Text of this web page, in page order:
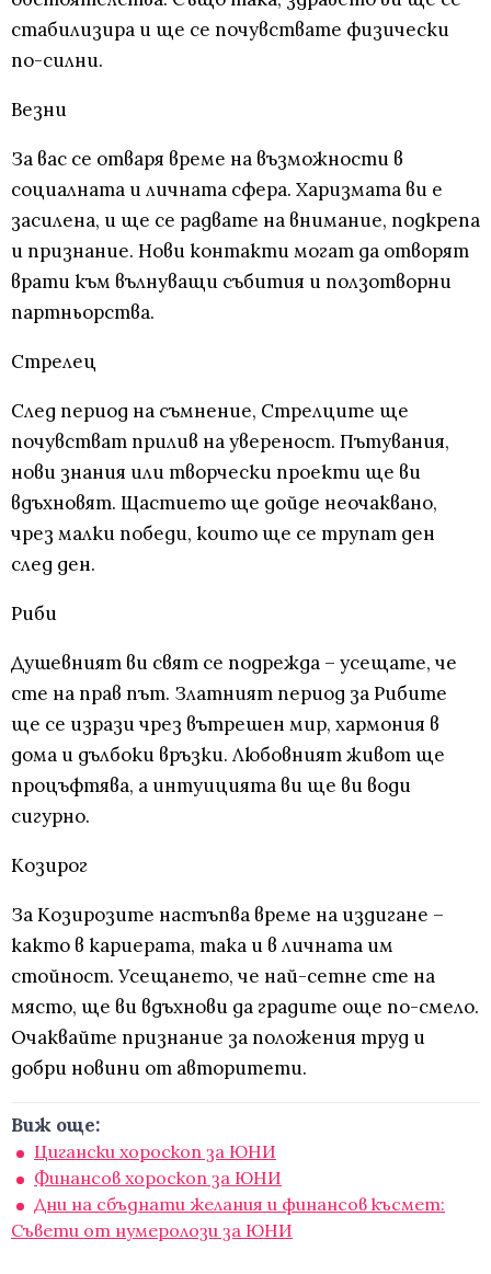
стабилизира и ще се почувствате физически
по-силни.
Везни
За вас се отваря време на възможности в
социалната и личната сфера. Харизмата ви е
засилена, и ще се радвате на внимание, подкрепа
и признание. Нови контакти могат да отворят
врати към вълнуващи събития и ползотворни
партньорства.
Стрелец
След период на съмнение, Стрелците ще
почувстват прилив на увереност. Пътувания,
нови знания или творчески проекти ще ви
вдъхновят. Щастието ще дойде неочаквано,
чрез малки победи, които ще се трупат ден
след ден.
Риби
Душевният ви свят се подрежда – усещате, че
сте на прав път. Златният период за Рибите
ще се изрази чрез вътрешен мир, хармония в
дома и дълбоки връзки. Любовният живот ще
процъфтява, а интуицията ви ще ви води
сигурно.
Козирог
За Козирозите настъпва време на издигане –
както в кариерата, така и в личната им
стойност. Усещането, че най-сетне сте на
място, ще ви вдъхнови да градите още по-смело.
Очаквайте признание за положения труд и
добри новини от авторитети.
Виж още:
Цигански хороскоп за ЮНИ
Финансов хороскоп за ЮНИ
Дни на сбъднати желания и финансов късмет:
Съвети от нумеролози за ЮНИ